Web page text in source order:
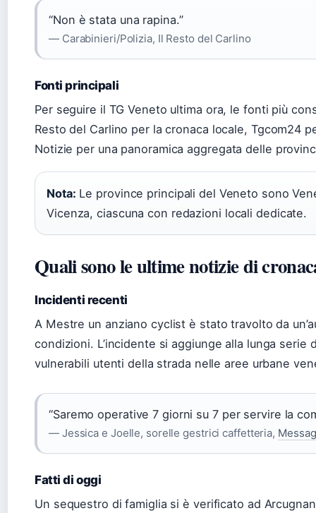
“Non è stata una rapina.”
— Carabinieri/Polizia, Il Resto del Carlino
Fonti principali
Per seguire il TG Veneto ultima ora, le fonti più
Resto del Carlino per la cronaca locale, Tgcom24
Notizie per una panoramica aggregata delle
Nota: Le province principali del Veneto sono
Vicenza, ciascuna con redazioni locali dedicate.
Quali sono le ultime notizie di
Incidenti recenti
A Mestre un anziano cyclist è stato travolto da
condizioni. L’incidente si aggiunge alla lunga
vulnerabili utenti della strada nelle aree urbane
“Saremo operative 7 giorni su 7 per servire la
— Jessica e Joelle, sorelle gestrici caffetteria,
Fatti di oggi
Un sequestro di famiglia si è verificato ad